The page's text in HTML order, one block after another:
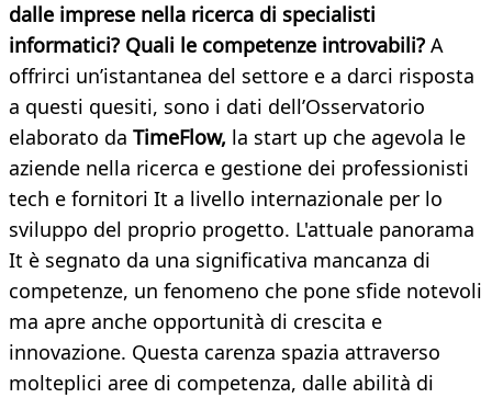
dalle imprese nella ricerca di specialisti
informatici? Quali le competenze introvabili? A
offrirci un’istantanea del settore e a darci risposta
a questi quesiti, sono i dati dell’Osservatorio
elaborato da TimeFlow, la start up che agevola le
aziende nella ricerca e gestione dei professionisti
tech e fornitori It a livello internazionale per lo
sviluppo del proprio progetto. L'attuale panorama
It è segnato da una significativa mancanza di
competenze, un fenomeno che pone sfide notevoli
ma apre anche opportunità di crescita e
innovazione. Questa carenza spazia attraverso
molteplici aree di competenza, dalle abilità di